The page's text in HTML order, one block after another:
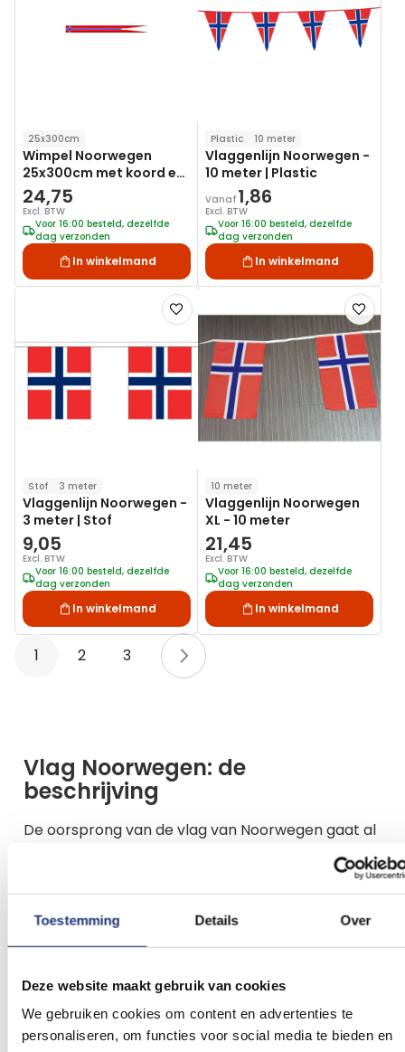
Toestemming Details Over
Deze website maakt gebruik van cookies
We gebruiken cookies om content en advertenties te
personaliseren, om functies voor social media te bieden en
verlanglijst
25x300cm
Wimpel Noorwegen
25x300cm met koord en
lus
24,75
Excl. BTW
Voor 16:00 besteld, dezelfde
dag verzonden
In winkelmand
Plastic 10 meter
Vlaggenlijn Noorwegen -
10 meter | Plastic
Vanaf 1,86
Excl. BTW
Voor 16:00 besteld, dezelfde
dag verzonden
In winkelmand
Voeg
toe
aan
verlanglijst
Stof 3 meter
Vlaggenlijn Noorwegen -
3 meter | Stof
9,05
Excl. BTW
Voor 16:00 besteld, dezelfde
dag verzonden
In winkelmand
Voeg
toe
aan
10 meter
Vlaggenlijn Noorwegen
XL - 10 meter
21,45
Excl. BTW
Voor 16:00 besteld, dezelfde
dag verzonden
In winkelmand
U lees momenteel pagina
1 Pagina
2 Pagina
3 Pagina
Volgende
Vlag Noorwegen: de
beschrijving
De oorsprong van de vlag van Noorwegen gaat al
terug naar 1821 als de vlag zijn intrede doet. Het
nationale vlag van Noorwegen. De Noorwegen
kruis met witte randen is oorspronkelijk
ontworpen door Fredrik Meltzer. Fredrik heeft zijn
inspiratie opgedaan bij de buurlanden van